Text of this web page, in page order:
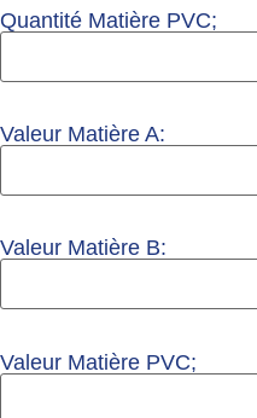
Quantité Matière PVC;
Valeur Matière A:
Valeur Matière B:
Valeur Matière PVC;